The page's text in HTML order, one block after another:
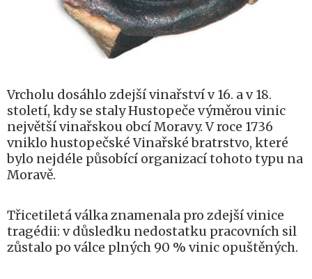
Vrcholu dosáhlo zdejší vinařství v 16. a v 18.
století, kdy se staly Hustopeče výměrou vinic
největší vinařskou obcí Moravy. V roce 1736
vniklo hustopečské Vinařské bratrstvo, které
bylo nejdéle působící organizací tohoto typu na
Moravě.
Třicetiletá válka znamenala pro zdejší vinice
tragédii: v důsledku nedostatku pracovních sil
zůstalo po válce plných 90 % vinic opuštěných.